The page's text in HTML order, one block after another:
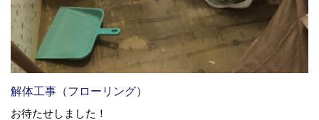
解体工事（フローリング）
お待たせしました！